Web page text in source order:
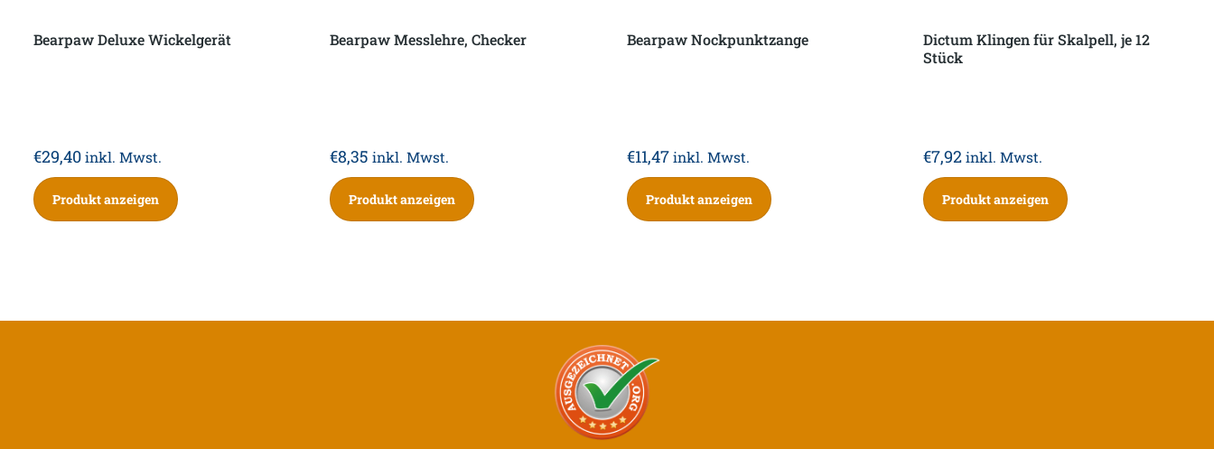
Bearpaw Deluxe Wickelgerät
€29,40inkl. Mwst.
Produkt anzeigen
Bearpaw Messlehre, Checker
€8,35 inkl. Mwst.
Produkt anzeigen
Bearpaw Nockpunktzange
€11,47 inkl. Mwst.
Produkt anzeigen
Dictum Klingen für Skalpell, je 12
Stück
€7,92inkl. Mwst.
Produkt anzeigen